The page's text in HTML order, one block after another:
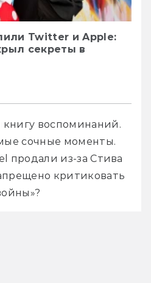
Twitter и Apple:
секреты в
книгу воспоминаний.
сочные моменты.
продали из-за Стива
критиковать